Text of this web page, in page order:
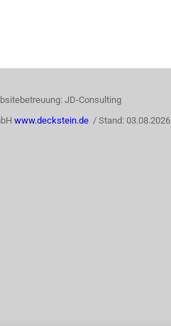
JD-Consulting
www.deckstein.de / Stand: 03.08.2026